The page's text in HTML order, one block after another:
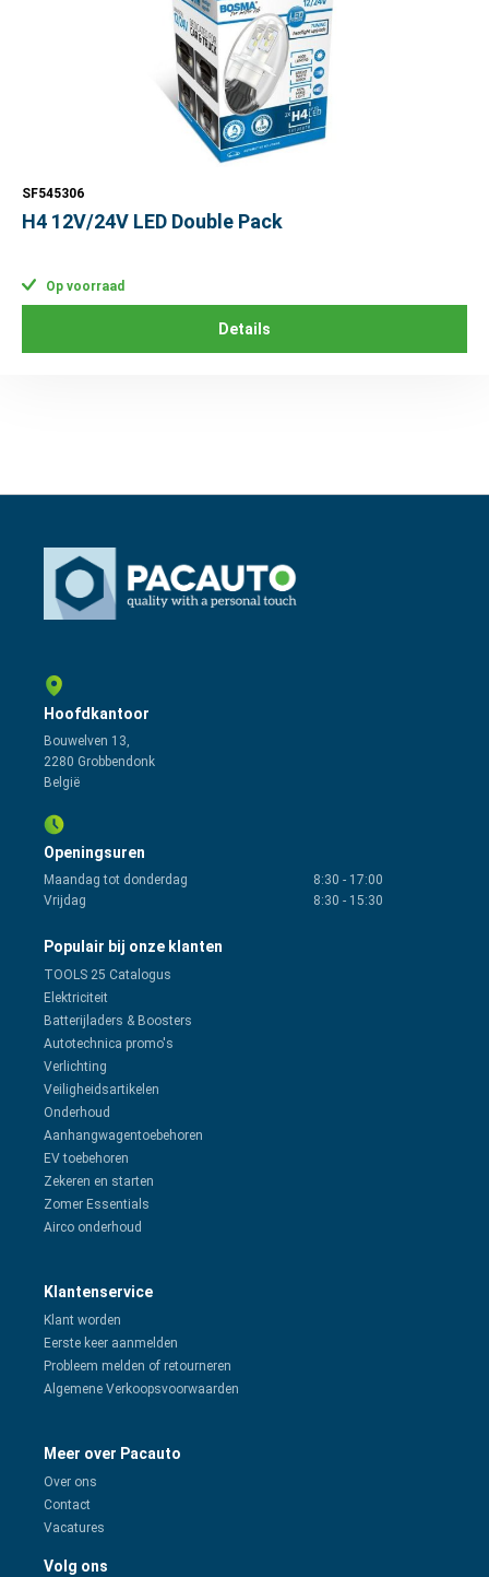
SF545306
H4 12V/24V LED Double Pack
Op voorraad
Details
Hoofdkantoor
Bouwelven 13,
2280 Grobbendonk
België
Openingsuren
Maandag tot donderdag 8:30 - 17:00
Vrijdag
8:30 - 15:30
Populair bij onze klanten
TOOLS 25 Catalogus
Elektriciteit
Batterijladers & Boosters
Autotechnica promo's
Verlichting
Veiligheidsartikelen
Onderhoud
Aanhangwagentoebehoren
EV toebehoren
Zekeren en starten
Zomer Essentials
Airco onderhoud
Klantenservice
Klant worden
Eerste keer aanmelden
Probleem melden of retourneren
Algemene Verkoopsvoorwaarden
Meer over Pacauto
Over ons
Contact
Vacatures
Volg ons